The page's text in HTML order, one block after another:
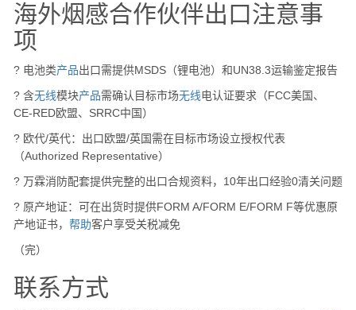
海外烟感合作伙伴出口注意事
项
? 电池类产品出口需提供MSDS（锂电池）和UN38.3运输鉴定报告
? 含无线模块产品需确认目标市场无线电认证要求（FCC美国、
CE-RED欧盟、SRRC中国）
? 欧代/英代：出口欧盟/英国需在目标市场设立授权代表
（Authorized Representative）
? 万霖消防配套提供完整的出口合规资料，10年出口经验0清关问题
? 原产地证：可在出货时提供FORM A/FORM E/FORM F等优惠原
产地证书， 帮助客户享受关税减免
（完）
联系方式